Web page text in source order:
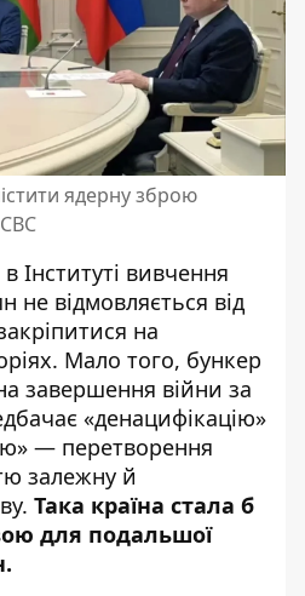
ядерну зброю
Інституті вивчення
не відмовляється від
на
Мало того, бункер
завершення війни за
«денацифікацію»
— перетворення
залежну й
Така країна стала б
для подальшої